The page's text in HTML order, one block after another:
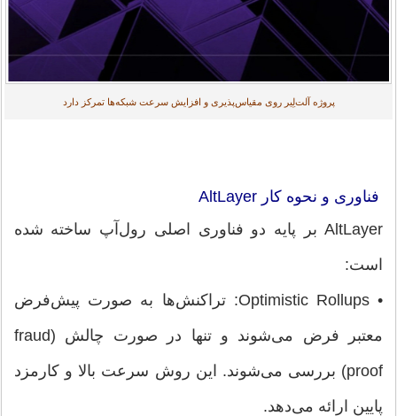
پروژه آلت‌لِیر روی مقیاس‌پذیری و افزایش سرعت شبکه‌ها تمرکز دارد
فناوری و نحوه کار AltLayer
AltLayer بر پایه دو فناوری اصلی رول‌آپ ساخته شده
است:
• Optimistic Rollups: تراکنش‌ها به صورت پیش‌فرض
معتبر فرض می‌شوند و تنها در صورت چالش (fraud
proof) بررسی می‌شوند. این روش سرعت بالا و کارمزد
پایین ارائه می‌دهد.